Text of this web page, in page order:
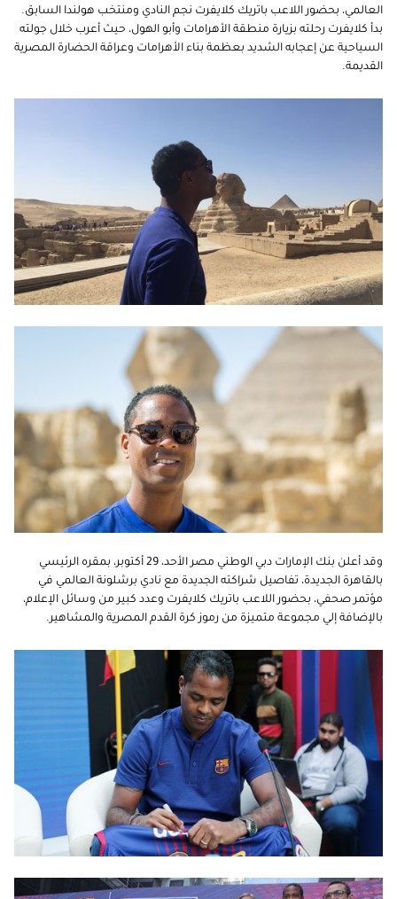
العالمي، بحضور اللاعب باتريك كلايفرت نجم النادي ومنتخب هولندا السابق.
بدأ كلايفرت رحلته بزيارة منطقة الأهرامات وأبو الهول، حيث أعرب خلال جولته
السياحية عن إعجابه الشديد بعظمة بناء الأهرامات وعراقة الحضارة المصرية
القديمة.
وقد أعلن بنك الإمارات دبي الوطني مصر الأحد، 29 أكتوبر، بمقره الرئيسي
بالقاهرة الجديدة، تفاصيل شراكته الجديدة مع نادي برشلونة العالمي في
مؤتمر صحفي، بحضور اللاعب باتريك كلايفرت وعدد كبير من وسائل الإعلام،
بالإضافة إلي مجموعة متميزة من رموز كرة القدم المصرية والمشاهير.